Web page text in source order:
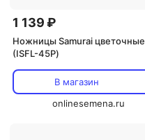
1 139 ₽
Ножницы Samurai цветочные
(ISFL-45Р)
В магазин
onlinesemena.ru